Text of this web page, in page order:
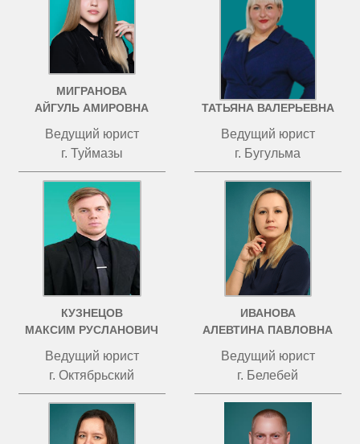
МИГРАНОВА
АЙГУЛЬ АМИРОВНА
Ведущий юрист
г. Туймазы
ЧИСТОВА
ТАТЬЯНА ВАЛЕРЬЕВНА
Ведущий юрист
г. Бугульма
КУЗНЕЦОВ
МАКСИМ РУСЛАНОВИЧ
Ведущий юрист
г. Октябрьский
ИВАНОВА
АЛЕВТИНА ПАВЛОВНА
Ведущий юрист
г. Белебей